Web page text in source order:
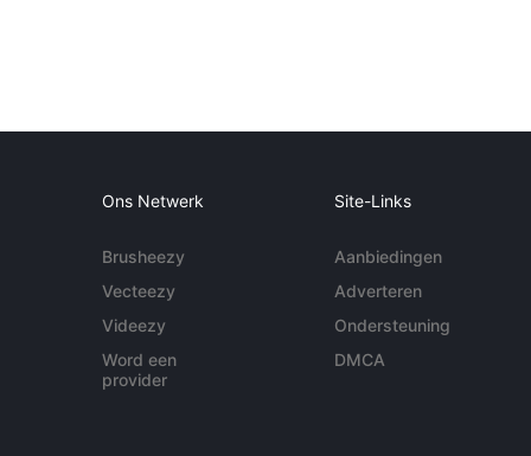
Ons Netwerk
Brusheezy
Vecteezy
Videezy
Word een
provider
Site-Links
Aanbiedingen
Adverteren
Ondersteuning
DMCA